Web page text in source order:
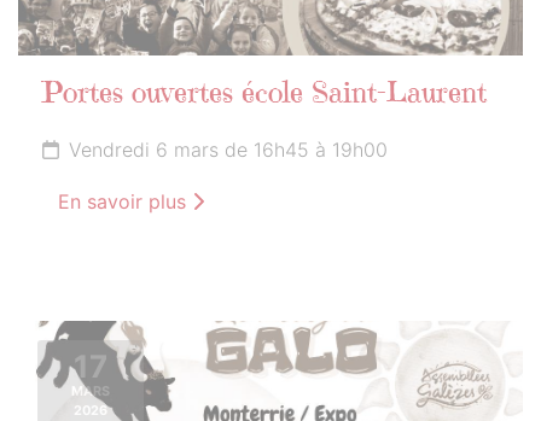
Portes ouvertes école Saint-Laurent
Vendredi 6 mars de 16h45 à 19h00
En savoir plus
17
MARS
2026